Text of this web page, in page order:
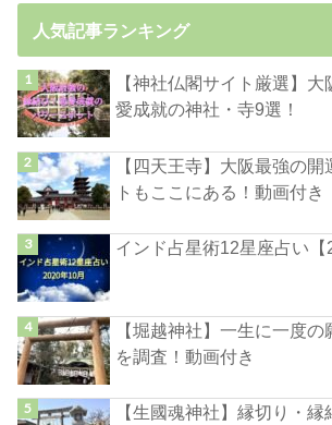
人気記事ランキング
【神社仏閣サイト厳選】
愛成就の神社・寺9選！
【四天王寺】大阪最強の
トもここにある！動画付き
インド占星術12星座占い【
【堀越神社】一生に一度
を調査！動画付き
【生國魂神社】縁切り・